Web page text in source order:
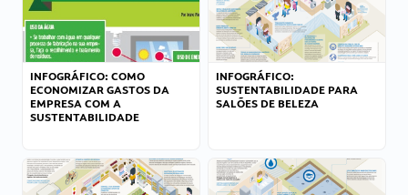
INFOGRÁFICO: COMO
ECONOMIZAR GASTOS DA
EMPRESA COM A
SUSTENTABILIDADE
INFOGRÁFICO:
SUSTENTABILIDADE PARA
SALÕES DE BELEZA